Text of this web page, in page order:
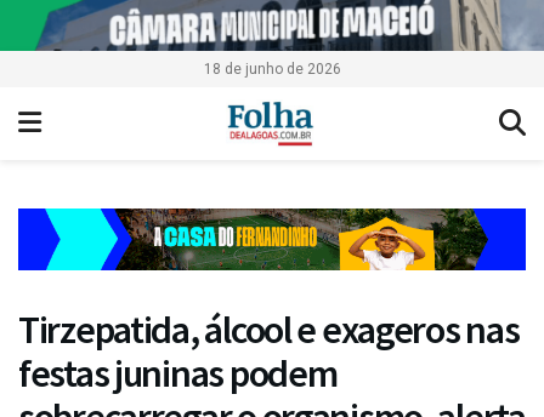
18 de junho de 2026
Tirzepatida, álcool e exageros nas
festas juninas podem